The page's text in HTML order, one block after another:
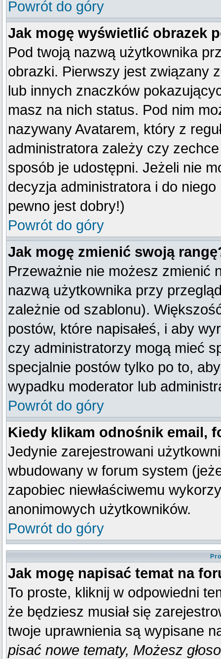
Powrót do góry
Jak mogę wyświetlić obrazek
Pod twoją nazwą użytkownika
obrazki. Pierwszy jest związany
lub innych znaczków
masz na nich status. Pod nim
nazywany Avatarem, który z
administratora zależy czy
sposób je udostępni. Jeżeli nie
decyzja administratora i do
pewno jest dobry!)
Powrót do góry
Jak mogę zmienić swoją
Przeważnie nie możesz zmienić
nazwą użytkownika przy
zależnie od szablonu).
postów, które napisałeś, i aby
czy administratorzy mogą mieć
specjalnie postów tylko po to,
wypadku moderator lub
Powrót do góry
Kiedy klikam odnośnik email,
Jedynie zarejestrowani
wbudowany w forum system
zapobiec niewłaściwemu
anonimowych użytkowników.
Powrót do góry
Jak mogę napisać temat na
To proste, kliknij w odpowiedni
że będziesz musiał się
twoje uprawnienia są wypisane
pisać nowe tematy, Możesz